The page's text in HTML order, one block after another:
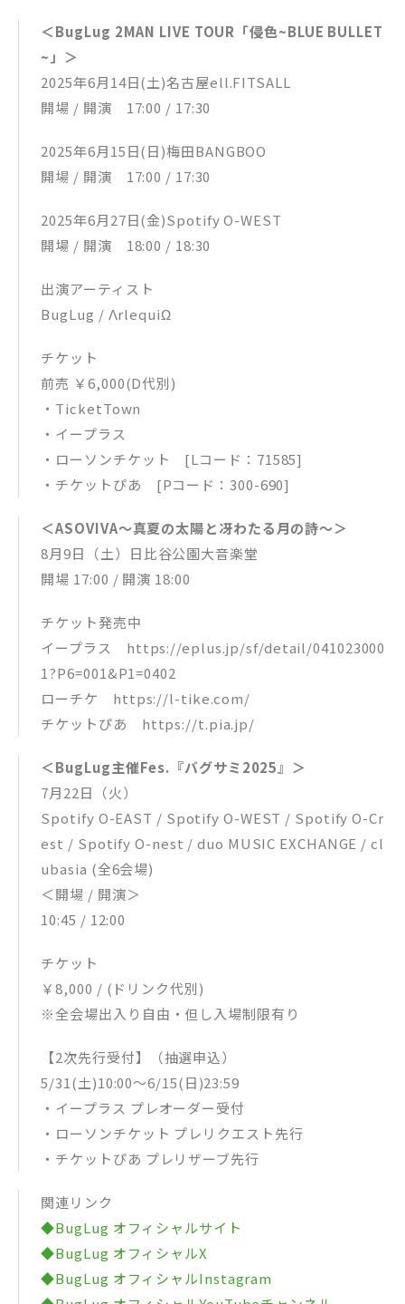
＜BugLug 2MAN LIVE TOUR「侵色~BLUE BULLET
~」＞
2025年6月14日(土)名古屋ell.FITSALL
開場 / 開演 17:00 / 17:30
2025年6月15日(日)梅田BANGBOO
開場 / 開演 17:00 / 17:30
2025年6月27日(金)Spotify O-WEST
開場 / 開演 18:00 / 18:30
出演アーティスト
BugLug / ΛrlequiΩ
チケット
前売 ￥6,000(D代別)
・TicketTown
・イープラス
・ローソンチケット [Lコード：71585]
・チケットぴあ [Pコード：300-690]
＜ASOVIVA～真夏の太陽と冴わたる月の詩～＞
8月9日（土）日比谷公園大音楽堂
開場 17:00 / 開演 18:00
チケット発売中
イープラス https://eplus.jp/sf/detail/041023000
1?P6=001&P1=0402
ローチケ https://l-tike.com/
チケットぴあ https://t.pia.jp/
＜BugLug主催Fes.『バグサミ2025』＞
7月22日（火）
Spotify O-EAST / Spotify O-WEST / Spotify O-Cr
est / Spotify O-nest / duo MUSIC EXCHANGE / cl
ubasia (全6会場)
＜開場 / 開演＞
10:45 / 12:00
チケット
￥8,000 / (ドリンク代別)
※全会場出入り自由・但し入場制限有り
【2次先行受付】（抽選申込）
5/31(土)10:00〜6/15(日)23:59
・イープラス プレオーダー受付
・ローソンチケット プレリクエスト先行
・チケットぴあ プレリザーブ先行
関連リンク
◆BugLug オフィシャルサイト
◆BugLug オフィシャルX
◆BugLug オフィシャルInstagram